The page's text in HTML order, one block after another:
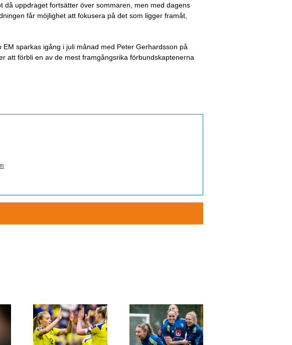
då uppdraget fortsätter över sommaren, men med dagens
får möjlighet att fokusera på det som ligger framåt,
sparkas igång i juli månad med Peter Gerhardsson på
att förbli en av de mest framgångsrika förbundskaptenerna